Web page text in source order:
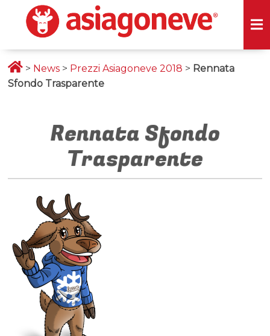
> News > Prezzi Asiagoneve 2018 > Rennata
Sfondo Trasparente
Rennata Sfondo
Trasparente